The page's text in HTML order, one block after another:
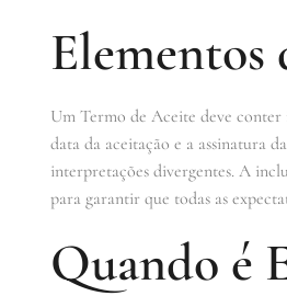
Um Termo de Aceite deve conter
data da aceitação e a assinatura
interpretações divergentes. A
para garantir que todas as
Quando é